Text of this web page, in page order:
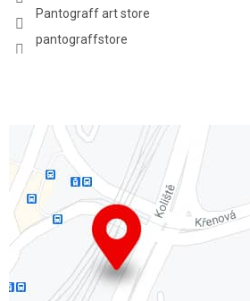
Pantograff art store
pantograffstore